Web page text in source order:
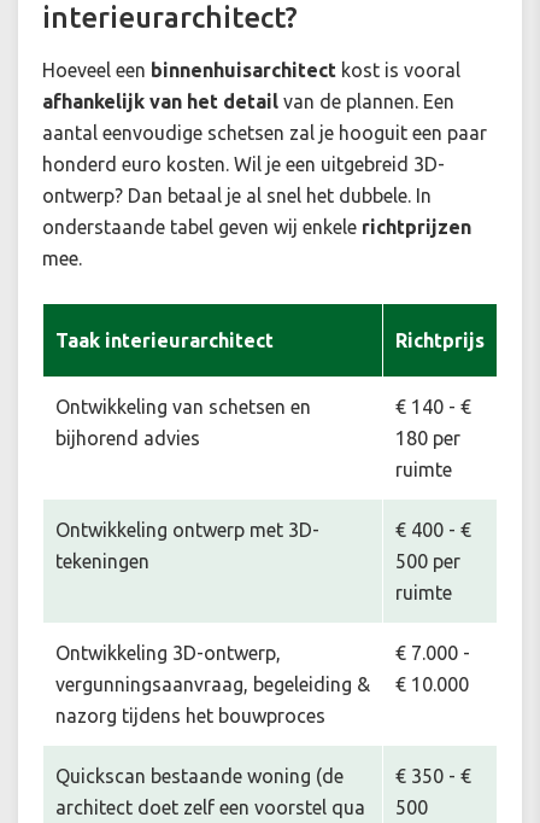
interieurarchitect?
Hoeveel een binnenhuisarchitect kost is vooral
afhankelijk van het detail van de plannen. Een
aantal eenvoudige schetsen zal je hooguit een paar
honderd euro kosten. Wil je een uitgebreid 3D-
ontwerp? Dan betaal je al snel het dubbele. In
onderstaande tabel geven wij enkele richtprijzen
mee.
Taak interieurarchitect Richtprijs
Ontwikkeling van schetsen en
bijhorend advies
€ 140 - €
180 per
ruimte
Ontwikkeling ontwerp met 3D-
tekeningen
€ 400 - €
500 per
ruimte
Ontwikkeling 3D-ontwerp,
vergunningsaanvraag, begeleiding &
nazorg tijdens het bouwproces
€ 7.000 -
€ 10.000
Quickscan bestaande woning (de
architect doet zelf een voorstel qua
€ 350 - €
500